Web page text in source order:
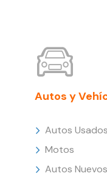
Autos y
Autos Usados
Motos
Autos Nuevos